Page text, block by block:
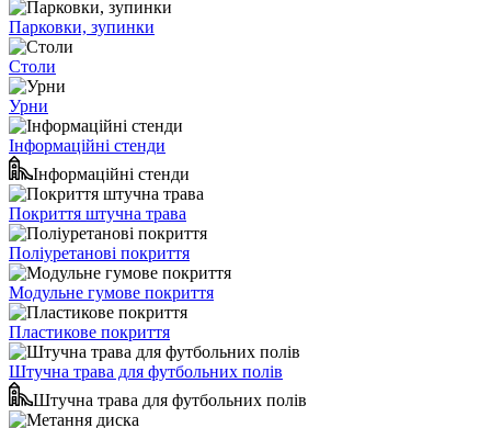
Парковки, зупинки
Столи
Урни
Інформаційні стенди
Інформаційні стенди
Покриття штучна трава
Поліуретанові покриття
Модульне гумове покриття
Пластикове покриття
Штучна трава для футбольних полів
Штучна трава для футбольних полів